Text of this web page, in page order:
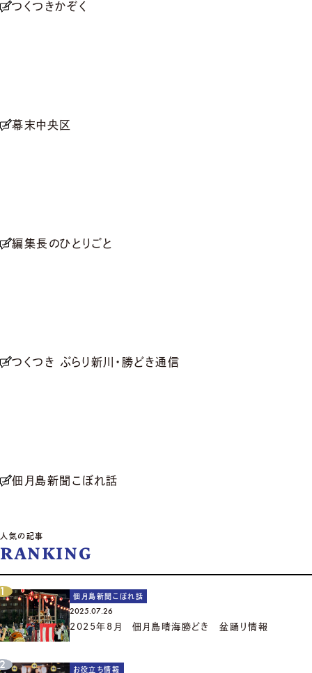
つくつきかぞく
幕末中央区
編集長のひとりごと
つくつき ぶらり新川・勝どき通信
佃月島新聞こぼれ話
人気の記事
RANKING
佃月島新聞こぼれ話
2025.07.26
2025年8月 佃月島晴海勝どき 盆踊り情報
お役立ち情報